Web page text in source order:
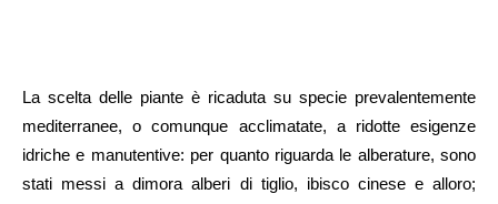
La scelta delle piante è ricaduta su specie prevalentemente
mediterranee, o comunque acclimatate, a ridotte esigenze
idriche e manutentive: per quanto riguarda le alberature, sono
stati messi a dimora alberi di tiglio, ibisco cinese e alloro;